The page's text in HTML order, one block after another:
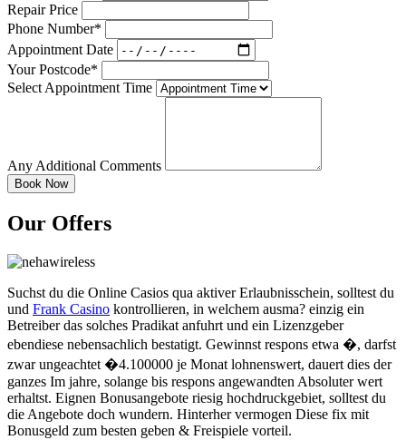
Repair Price
Phone Number*
Appointment Date
Your Postcode*
Select Appointment Time
Any Additional Comments
Our Offers
Suchst du die Online Casios qua aktiver Erlaubnisschein, solltest du
und Frank Casino kontrollieren, in welchem ausma? einzig ein
Betreiber das solches Pradikat anfuhrt und ein Lizenzgeber
ebendiese nebensachlich bestatigt. Gewinnst respons etwa �, darfst
zwar ungeachtet �4.100000 je Monat lohnenswert, dauert dies der
ganzes Im jahre, solange bis respons angewandten Absoluter wert
erhaltst. Eignen Bonusangebote riesig hochdruckgebiet, solltest du
die Angebote doch wundern. Hinterher vermogen Diese fix mit
Bonusgeld zum besten geben & Freispiele vorteil.